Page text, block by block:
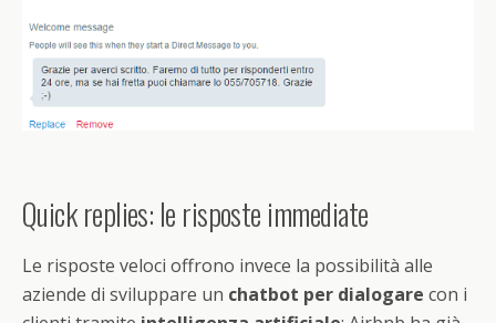
Quick replies: le risposte immediate
Le risposte veloci offrono invece la possibilità alle
aziende di sviluppare un chatbot per dialogare con i